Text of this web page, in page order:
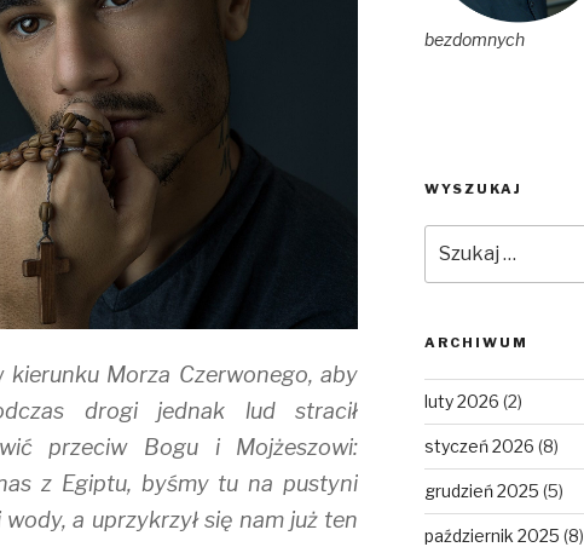
Morza Czerwonego, aby
drogi jednak lud stracił
przeciw Bogu i Mojżeszowi:
z Egiptu, byśmy tu na pustyni
a uprzykrzył się nam już ten
bezdomnych
WYSZUKAJ
ARCHIWUM
luty 2026 (2)
styczeń 2026 (8)
grudzień 2025 (5)
październik 2025 (8)